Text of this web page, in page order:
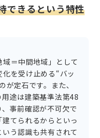
できるという特性
＝中間地域」として
を受け止める“バッ
が定石です。また、
途は建築基準法第48
事前確認が不可欠で
てられるからといっ
う認識も共有されて